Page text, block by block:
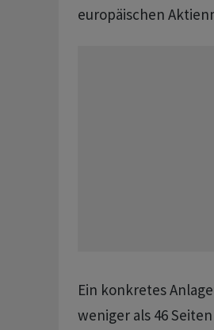
europäischen
Ein konkretes
weniger als 46